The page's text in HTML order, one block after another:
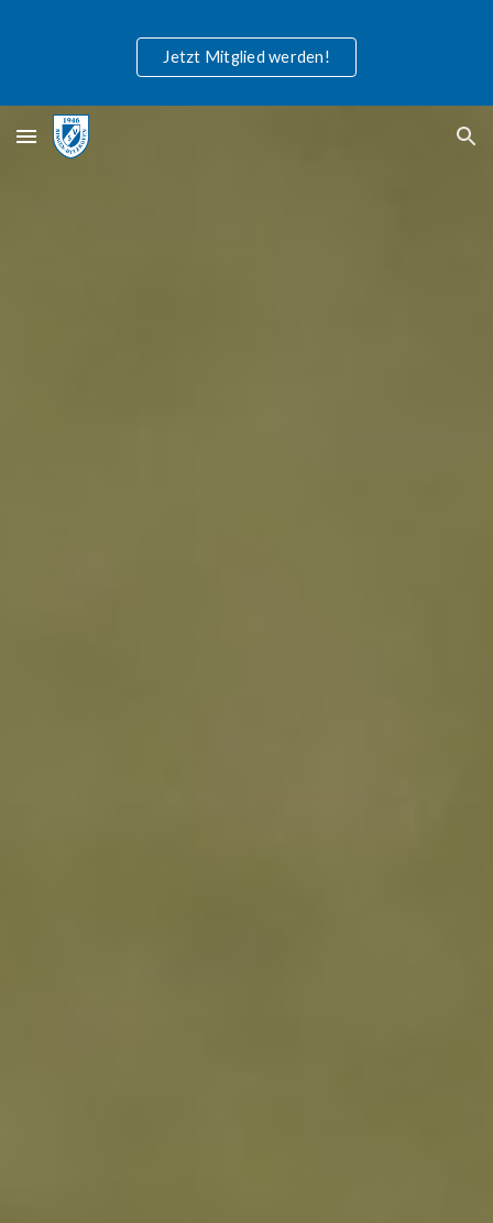
Skip to main content Skip to navigation
Jetzt Mitglied werden!